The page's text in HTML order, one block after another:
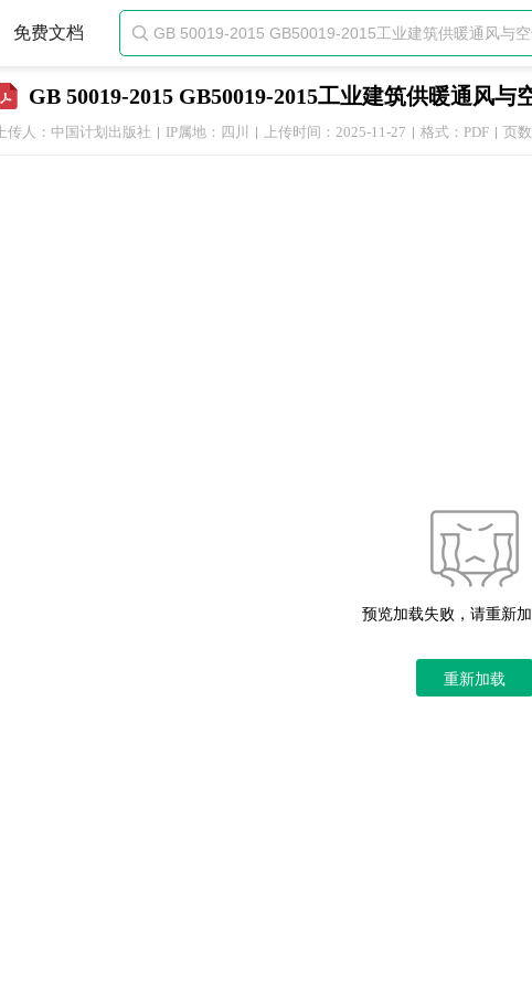
免费文档 
GB 50019-2015 GB50019-2015工业建筑供暖通风
上传人：中国计划出版社 IP属地：四川 上传时间：2025-11-27 格式：PDF 页
预览加载失败，请重新
重新加载